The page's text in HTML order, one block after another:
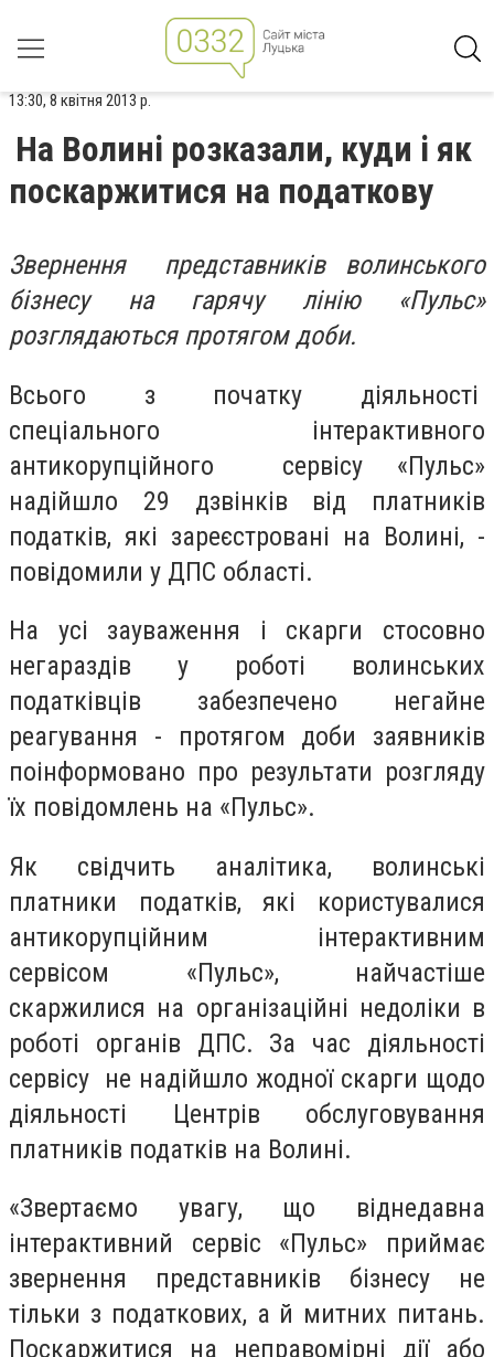
13:30, 8 квітня 2013 р.
На Волині розказали, куди і як
поскаржитися на податкову
Звернення представників волинського
бізнесу на гарячу лінію «Пульс»
розглядаються протягом доби.
Всього з початку діяльності
спеціального інтерактивного
антикорупційного сервісу «Пульс»
надійшло 29 дзвінків від платників
податків, які зареєстровані на Волині, -
повідомили у ДПС області.
На усі зауваження і скарги стосовно
негараздів у роботі волинських
податківців забезпечено негайне
реагування - протягом доби заявників
поінформовано про результати розгляду
їх повідомлень на «Пульс».
Як свідчить аналітика, волинські
платники податків, які користувалися
антикорупційним інтерактивним
сервісом «Пульс», найчастіше
скаржилися на організаційні недоліки в
роботі органів ДПС. За час діяльності
сервісу не надійшло жодної скарги щодо
діяльності Центрів обслуговування
платників податків на Волині.
«Звертаємо увагу, що віднедавна
інтерактивний сервіс «Пульс» приймає
звернення представників бізнесу не
тільки з податкових, а й митних питань.
Поскаржитися на неправомірні дії або